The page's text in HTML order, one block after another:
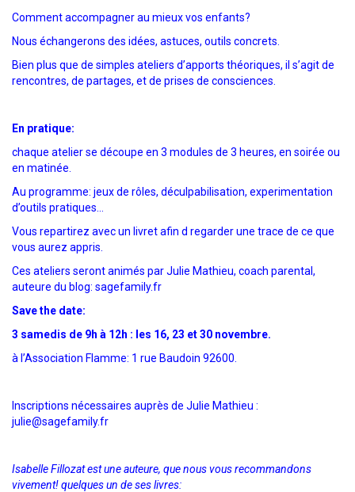
Comment accompagner au mieux vos enfants?
Nous échangerons des idées, astuces, outils concrets.
Bien plus que de simples ateliers d’apports théoriques, il s’agit de
rencontres, de partages, et de prises de consciences.
En pratique:
chaque atelier se découpe en 3 modules de 3 heures, en soirée ou
en matinée.
Au programme: jeux de rôles, déculpabilisation, experimentation
d’outils pratiques…
Vous repartirez avec un livret afin d regarder une trace de ce que
vous aurez appris.
Ces ateliers seront animés par Julie Mathieu, coach parental,
auteure du blog: sagefamily.fr
Save the date:
3 samedis de 9h à 12h : les 16, 23 et 30 novembre.
à l’Association Flamme: 1 rue Baudoin 92600.
Inscriptions nécessaires auprès de Julie Mathieu :
julie@sagefamily.fr
Isabelle Fillozatest une auteure, que nous vous recommandons
vivement! quelques un de ses livres: